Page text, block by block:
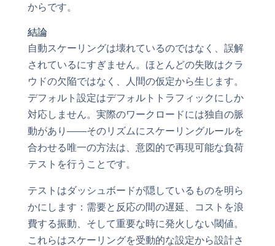
からです。
結論
自動スケーリングは壊れているのではなく、誤解
されているにすぎません。ほとんどの失敗はクラ
ウドの欠陥ではなく、人間の仮定から生じます。
デフォルト設定はデフォルトトラフィックにしか
対応しません。実際のワークロードには独自の脈
動があり——そのリズムにスケーリングルールを
合わせる唯一の方法は、意図的で再現可能な負荷
テストを行うことです。
テストはダッシュボードが隠しているものを明ら
かにします：需要と反応の間の遅延、コストを浪
費する振動、そして重要な時に発火しない閾値。
これらはスケーリングを受動的な設定から設計さ